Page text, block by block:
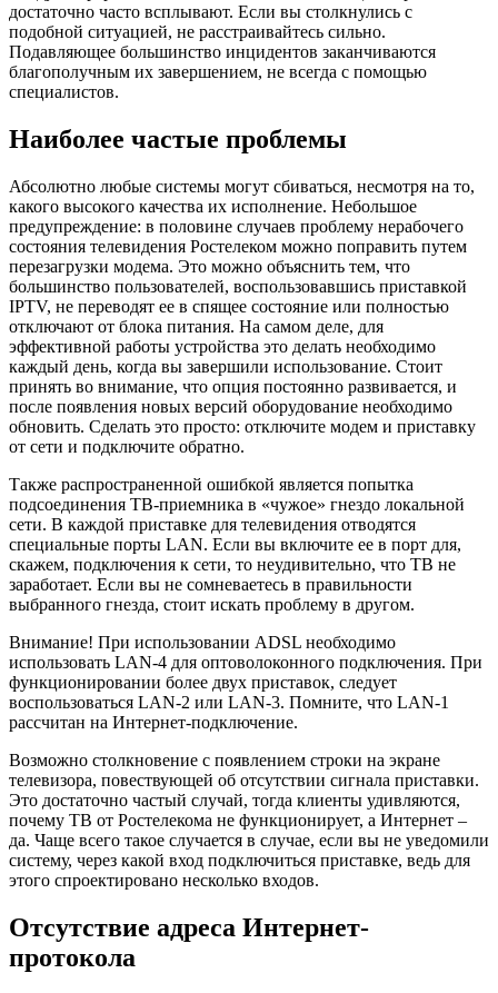
достаточно часто всплывают. Если вы столкнулись с
подобной ситуацией, не расстраивайтесь сильно.
Подавляющее большинство инцидентов заканчиваются
благополучным их завершением, не всегда с помощью
специалистов.
Наиболее частые проблемы
Абсолютно любые системы могут сбиваться, несмотря на то,
какого высокого качества их исполнение. Небольшое
предупреждение: в половине случаев проблему нерабочего
состояния телевидения Ростелеком можно поправить путем
перезагрузки модема. Это можно объяснить тем, что
большинство пользователей, воспользовавшись приставкой
IPTV, не переводят ее в спящее состояние или полностью
отключают от блока питания. На самом деле, для
эффективной работы устройства это делать необходимо
каждый день, когда вы завершили использование. Стоит
принять во внимание, что опция постоянно развивается, и
после появления новых версий оборудование необходимо
обновить. Сделать это просто: отключите модем и приставку
от сети и подключите обратно.
Также распространенной ошибкой является попытка
подсоединения ТВ-приемника в «чужое» гнездо локальной
сети. В каждой приставке для телевидения отводятся
специальные порты LAN. Если вы включите ее в порт для,
скажем, подключения к сети, то неудивительно, что ТВ не
заработает. Если вы не сомневаетесь в правильности
выбранного гнезда, стоит искать проблему в другом.
Внимание! При использовании ADSL необходимо
использовать LAN-4 для оптоволоконного подключения. При
функционировании более двух приставок, следует
воспользоваться LAN-2 или LAN-3. Помните, что LAN-1
рассчитан на Интернет-подключение.
Возможно столкновение с появлением строки на экране
телевизора, повествующей об отсутствии сигнала приставки.
Это достаточно частый случай, тогда клиенты удивляются,
почему ТВ от Ростелекома не функционирует, а Интернет –
да. Чаще всего такое случается в случае, если вы не уведомили
систему, через какой вход подключиться приставке, ведь для
этого спроектировано несколько входов.
Отсутствие адреса Интернет-
протокола